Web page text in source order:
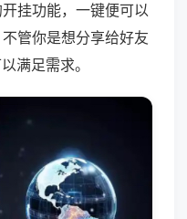
挂功能，一键便可以
管你是想分享给好友
满足需求。